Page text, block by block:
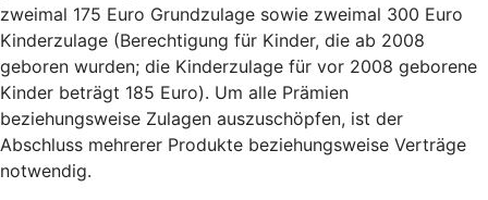
zweimal 175 Euro Grundzulage sowie zweimal 300 Euro
Kinderzulage (Berechtigung für Kinder, die ab 2008
geboren wurden; die Kinderzulage für vor 2008 geborene
Kinder beträgt 185 Euro). Um alle Prämien
beziehungsweise Zulagen auszuschöpfen, ist der
Abschluss mehrerer Produkte beziehungsweise Verträge
notwendig.